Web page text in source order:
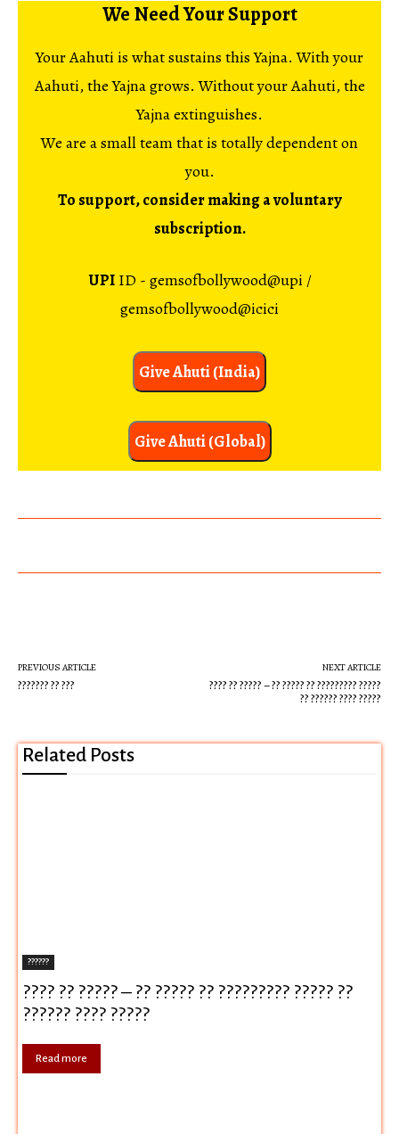
We Need Your Support
Your Aahuti is what sustains this Yajna. With your
Aahuti, the Yajna grows. Without your Aahuti, the
Yajna extinguishes.
We are a small team that is totally dependent on
you.
To support, consider making a voluntary
subscription.
UPIID - gemsofbollywood@upi /
gemsofbollywood@icici
Give Ahuti (India)
Give Ahuti (Global)
PREVIOUS ARTICLE
??????? ?? ???
NEXT ARTICLE
???? ?? ????? – ?? ????? ?? ????????? ?????
?? ?????? ???? ?????
Related Posts
??????
???? ?? ????? – ?? ????? ?? ????????? ????? ??
?????? ???? ?????
Read more